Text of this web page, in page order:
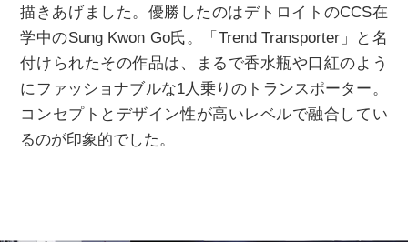
描きあげました。優勝したのはデトロイトのCCS在
学中のSung Kwon Go氏。「Trend Transporter」と名
付けられたその作品は、まるで香水瓶や口紅のよう
にファッショナブルな1人乗りのトランスポーター。
コンセプトとデザイン性が高いレベルで融合してい
るのが印象的でした。